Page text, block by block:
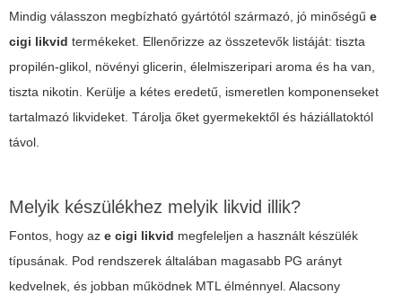
Mindig válasszon megbízható gyártótól származó, jó minőségű e
cigi likvid termékeket. Ellenőrizze az összetevők listáját: tiszta
propilén-glikol, növényi glicerin, élelmiszeripari aroma és ha van,
tiszta nikotin. Kerülje a kétes eredetű, ismeretlen komponenseket
tartalmazó likvideket. Tárolja őket gyermekektől és háziállatoktól
távol.
Melyik készülékhez melyik likvid illik?
Fontos, hogy az e cigi likvid megfeleljen a használt készülék
típusának. Pod rendszerek általában magasabb PG arányt
kedvelnek, és jobban működnek MTL élménnyel. Alacsony